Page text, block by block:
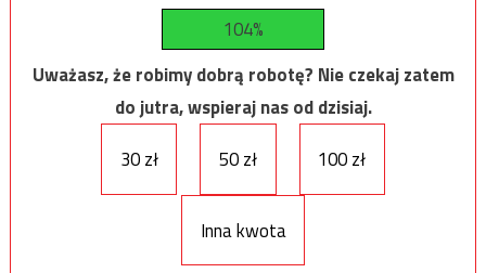
104%
Uważasz, że robimy dobrą robotę? Nie czekaj zatem
do jutra, wspieraj nas od dzisiaj.
30 zł
50 zł 100 zł
Inna kwota